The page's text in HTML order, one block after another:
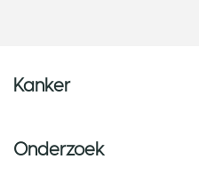
Kanker
Onderzoek